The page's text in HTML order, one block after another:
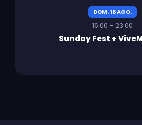
DOM. 16 AGO.
16:00 – 23:00
Sunday Fest +